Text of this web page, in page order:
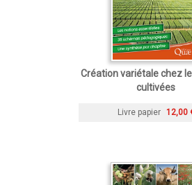
Création variétale chez
cultivées
Livre papier 12,00